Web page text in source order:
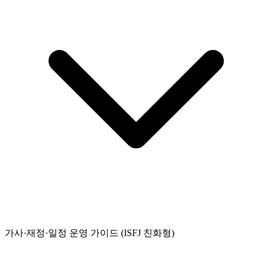
가사·재정·일정 운영 가이드 (ISFJ 친화형)